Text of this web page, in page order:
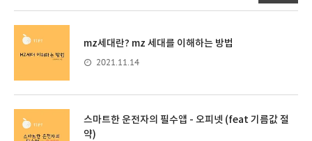
mz세대란? mz 세대를 이해하는 방법
2021.11.14
스마트한 운전자의 필수앱 - 오피넷 (feat 기름값 절
약)